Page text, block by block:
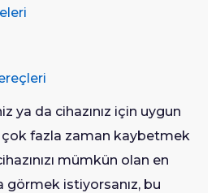
ya da cihazınız için uygun
çok fazla zaman kaybetmek
mümkün olan en
görmek istiyorsanız, bu